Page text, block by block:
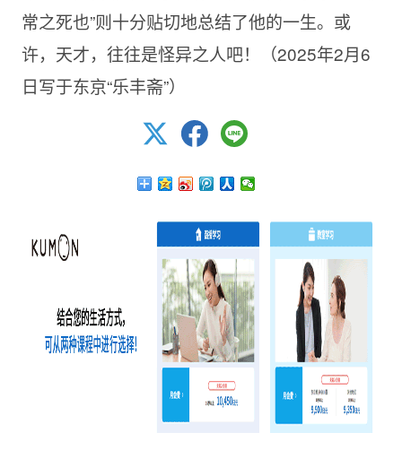
常之死也”则十分贴切地总结了他的一生。或
许，天才，往往是怪异之人吧！（2025年2月6
日写于东京“乐丰斋”）